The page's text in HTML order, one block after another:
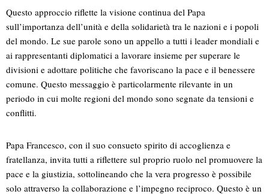
Questo approccio riflette la visione continua del Papa
sull’importanza dell’unità e della solidarietà tra le nazioni e i popoli
del mondo. Le sue parole sono un appello a tutti i leader mondiali e
ai rappresentanti diplomatici a lavorare insieme per superare le
divisioni e adottare politiche che favoriscano la pace e il benessere
comune. Questo messaggio è particolarmente rilevante in un
periodo in cui molte regioni del mondo sono segnate da tensioni e
conflitti.
Papa Francesco, con il suo consueto spirito di accoglienza e
fratellanza, invita tutti a riflettere sul proprio ruolo nel promuovere la
pace e la giustizia, sottolineando che la vera progresso è possibile
solo attraverso la collaborazione e l’impegno reciproco. Questo è un